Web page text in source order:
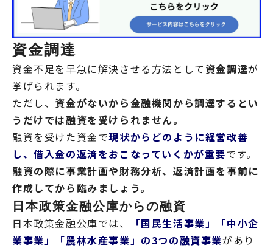
資金調達
資金不足を早急に解決させる方法として 資金調達が
挙げられます。
ただし、 資金がないから金融機関から調達するとい
うだけでは融資を受けられません。
融資を受けた資金で現状からどのように経営改善
し、借入金の返済をおこなっていくかが重要です。
融資の際に事業計画や財務分析、返済計画を事前に
作成してから臨みましょう。
日本政策金融公庫からの融資
日本政策金融公庫では、
「国民生活事業」「中小企
業事業」「農林水産事業」の3つの融資事業があり